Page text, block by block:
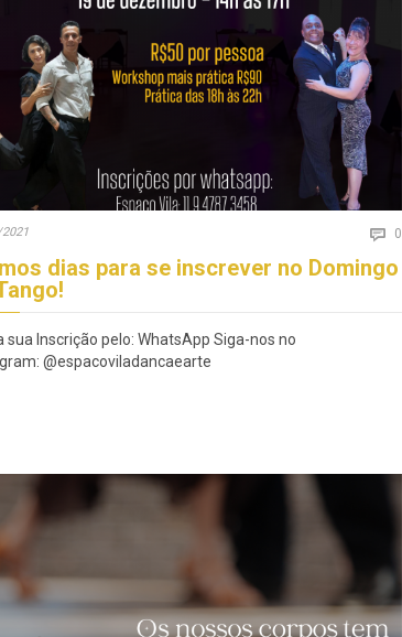
 0
dias para se inscrever no Domingo
sua Inscrição pelo: WhatsApp Siga-nos no
@espacoviladancaearte